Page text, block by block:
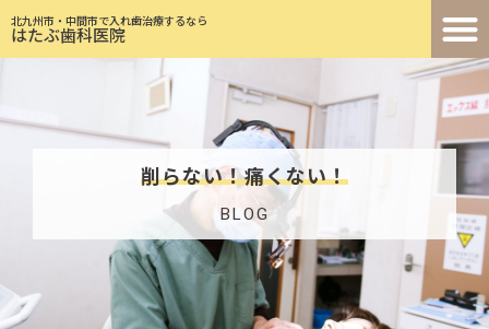
北九州市・中間市で入れ歯治療するなら
はたぶ歯科医院
削らない！痛くない！
BLOG